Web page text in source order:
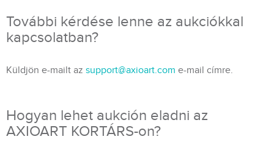
További kérdése lenne az aukciókkal
kapcsolatban?
Küldjön e-mailt az support@axioart.com e-mail címre.
Hogyan lehet aukción eladni az
AXIOART KORTÁRS-on?